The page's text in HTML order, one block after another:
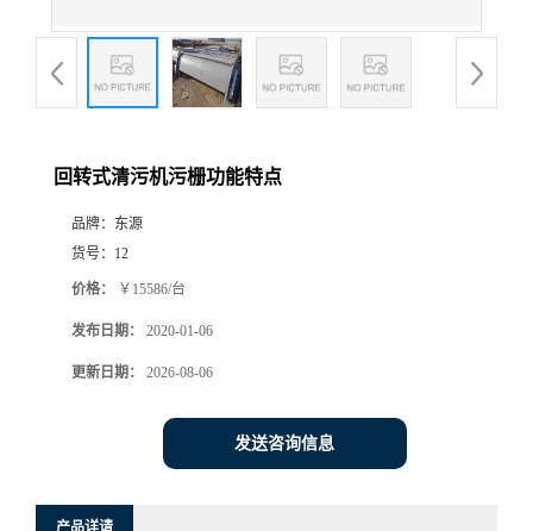
回转式清污机污栅功能特点
品牌： 东源
货号： 12
价格： ￥15586/台
发布日期： 2020-01-06
更新日期： 2026-08-06
发送咨询信息
产品详请